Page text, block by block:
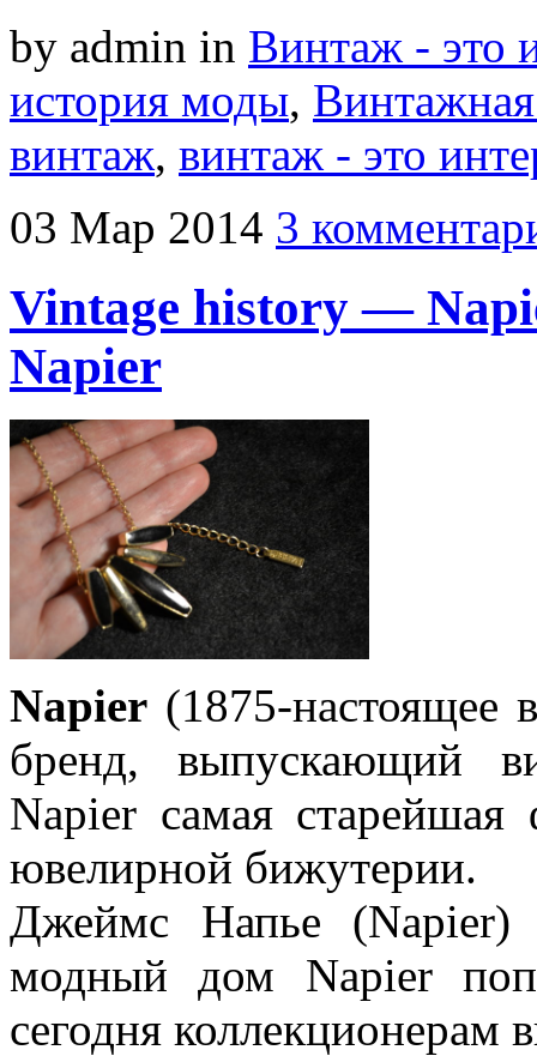
by admin in Винтаж - это
история моды,
винтаж, винтаж - это
03 Мар 2014 3
Vintage history —
Napier
Napier (1875-настоящее
бренд, выпускающий
Napier самая
ювелирной бижутерии.
Джеймс Напье (Napier)
модный дом Napier
сегодня